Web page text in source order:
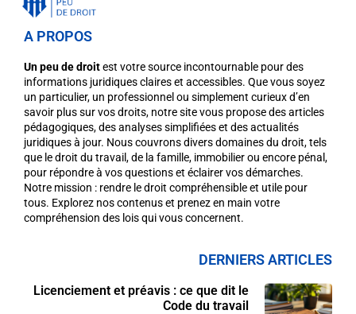
A PROPOS
Un peu de droitest votre source incontournable pour des
informations juridiques claires et accessibles. Que vous soyez
un particulier, un professionnel ou simplement curieux d’en
savoir plus sur vos droits, notre site vous propose des articles
pédagogiques, des analyses simplifiées et des actualités
juridiques à jour. Nous couvrons divers domaines du droit, tels
que le droit du travail, de la famille, immobilier ou encore pénal,
pour répondre à vos questions et éclairer vos démarches.
Notre mission : rendre le droit compréhensible et utile pour
tous. Explorez nos contenus et prenez en main votre
compréhension des lois qui vous concernent.
DERNIERS ARTICLES
Licenciement et préavis : ce que dit le
Code du travail